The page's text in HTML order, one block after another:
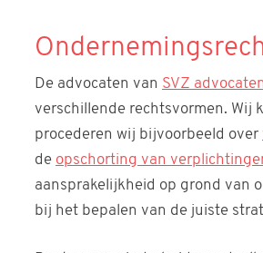
De advocaten van SVZ advocaten
verschillende rechtsvormen. Wij
procederen wij bijvoorbeeld over
de opschorting van
aansprakelijkheid op grond van
bij het bepalen van de juiste